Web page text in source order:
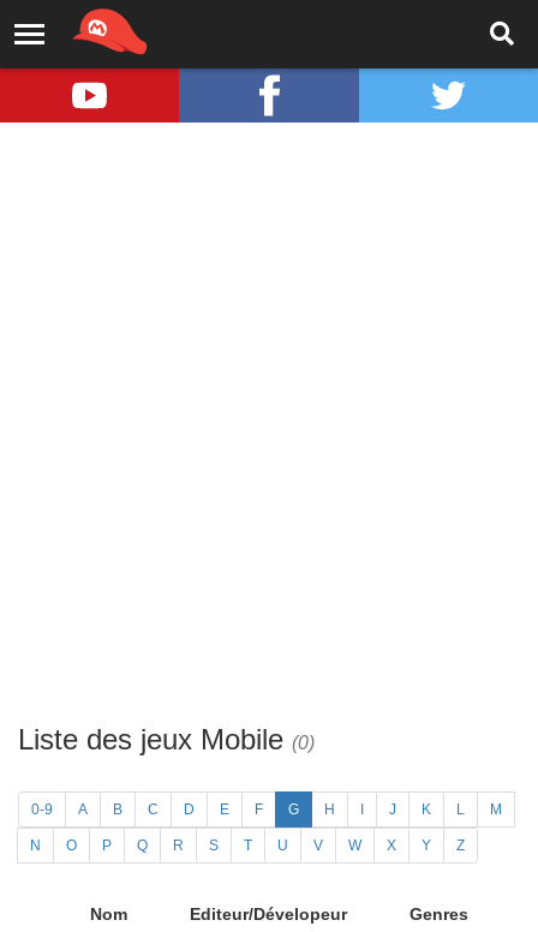
Liste des jeux Mobile (0)
0-9 A B C D E F G H J K L M
N O P Q R S T U V W X Y Z
Nom Editeur/Dévelopeur Genres